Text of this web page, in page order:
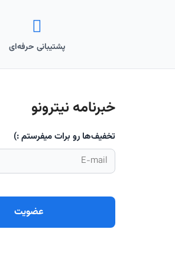
پشتیبانی حرفه‌ای
خبرنامه نیترونو
تخفیف‌ها رو برات میفرستم :)